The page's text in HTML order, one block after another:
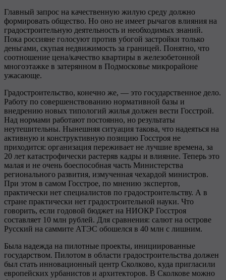
Главный запрос на качественную жилую среду должно
формировать общество. Но оно не имеет рычагов влияния на
градостроительную деятельность и необходимых знаний.
Пока россияне голосуют против убогой застройки только
деньгами, скупая недвижимость за границей. Понятно, что
соотношение цена/качество квартиры в железобетонной
многоэтажке в затерянном в Подмосковье микрорайоне
ужасающе.
Градостроительство, конечно же, — это государственное дело.
Работу по совершенствованию нормативной базы и
внедрению новых типологий жилья должен вести Госстрой.
Над нормами работают постоянно, но результаты
неутешительны. Нынешняя ситуация такова, что надеяться на
активную и конструктивную позицию Госстроя не
приходится: организация переживает не лучшие времена, за
20 лет катастрофически растеряв кадры и влияние. Теперь это
малая и не очень боеспособная часть Министерства
регионального развития, измученная чехардой министров.
При этом в самом Госстрое, по мнению экспертов,
практически нет специалистов по градостроительству. А в
стране практически нет градостроительной науки. Что
говорить, если годовой бюджет на НИОКР Госстроя
составляет 10 млн рублей. Для сравнения: салют на острове
Русский на саммите АТЭС обошелся в 40 млн с лишним.
Была надежда на пилотные проекты, инициированные
государством. Пилотом в области градостроительства должен
был стать инновационный центр Сколково, куда пригласили
европейских урбанистов и архитекторов. В Сколкове можно